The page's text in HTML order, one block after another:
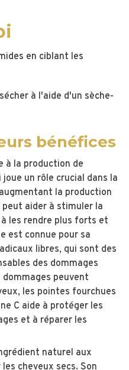
en ciblant les
à l'aide d'un sèche-
bénéfices
à la production de
un rôle crucial dans la
la production
peut aider à stimuler la
les rendre plus forts et
est connue pour sa
libres, qui sont des
des dommages
peuvent
les pointes fourchues
C aide à protéger les
et à réparer les
naturel aux
cheveux secs. Son